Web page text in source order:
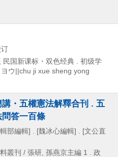
民国新课标・双色经典 . 初级学
ウ||chu ji xue sheng yong
・五權憲法解釋合刊 . 五
答一百條
部編輯] . [魏冰心編輯] . [文公直
叢刊 / 張研, 孫燕京主編 1 . 政